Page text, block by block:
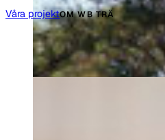
Våra projektOM WB TRÄ